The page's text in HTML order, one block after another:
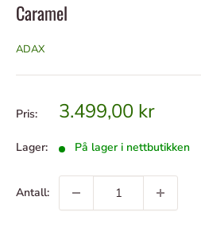
Caramel
ADAX
Pris: Tilbudspris
3.499,00 kr
Lager: På lager i nettbutikken
Antall: